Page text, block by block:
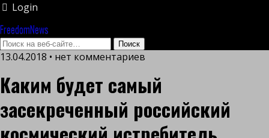
Login
FreedomNews
13.04.2018 • нет комментариев
Каким будет самый
засекреченный российский